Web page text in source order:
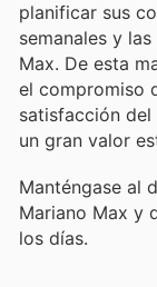
planificar sus
semanales y
Max. De esta
el compromiso
satisfacción
un gran valor
Manténgase al
Mariano Max y
los días.